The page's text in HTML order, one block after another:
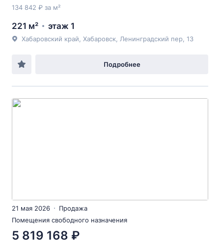
134 842 ₽ за м²
221 м² этаж 1
Хабаровский край, Хабаровск, Ленинградский пер, 13
Подробнее
21 мая 2026
Продажа
Помещения свободного назначения
5 819 168 ₽